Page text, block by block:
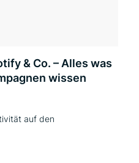
& Co. – Alles was
wissen
auf den